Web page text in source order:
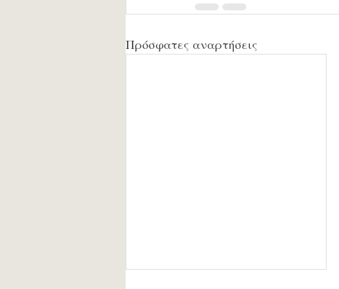
Πρόσφατες αναρτήσεις